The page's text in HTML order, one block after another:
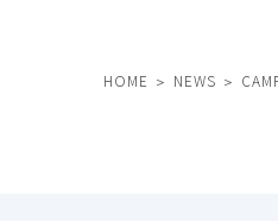
HOME NEWS